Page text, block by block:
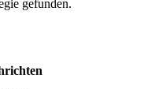
gefunden.